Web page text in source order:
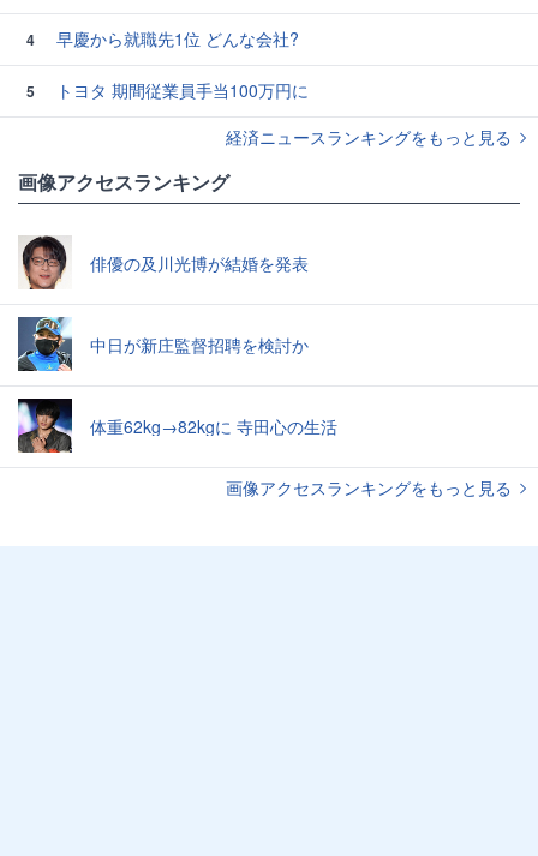
4 早慶から就職先1位 どんな会社?
5
トヨタ 期間従業員手当100万円に
経済ニュースランキングをもっと見る
画像アクセスランキング
俳優の及川光博が結婚を発表
中日が新庄監督招聘を検討か
体重62kg→82kgに 寺田心の生活
画像アクセスランキングをもっと見る